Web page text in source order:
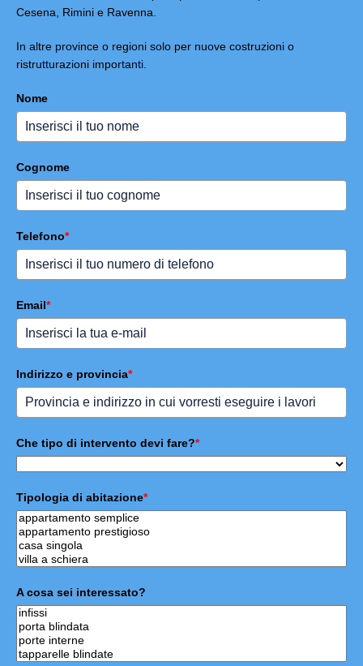
Cesena, Rimini e Ravenna.
In altre province o regioni solo per nuove costruzioni o
ristrutturazioni importanti.
Nome
Cognome
Telefono*
Email*
Indirizzo e provincia*
Che tipo di intervento devi fare?*
Tipologia di abitazione*
A cosa sei interessato?